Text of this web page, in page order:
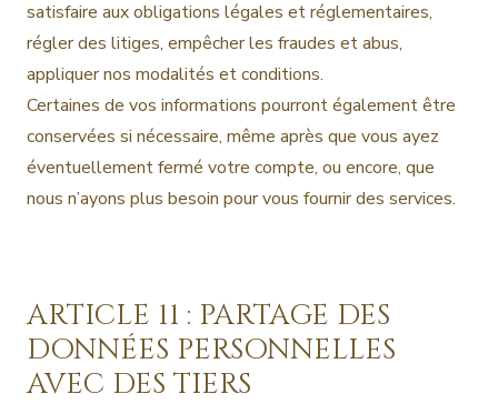
satisfaire aux obligations légales et réglementaires,
régler des litiges, empêcher les fraudes et abus,
appliquer nos modalités et conditions.
Certaines de vos informations pourront également être
conservées si nécessaire, même après que vous ayez
éventuellement fermé votre compte, ou encore, que
nous n’ayons plus besoin pour vous fournir des services.
ARTICLE 11 : PARTAGE DES
DONNÉES PERSONNELLES
AVEC DES TIERS